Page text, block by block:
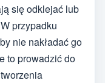
się odklejać lub
przypadku
nie nakładać go
to prowadzić do